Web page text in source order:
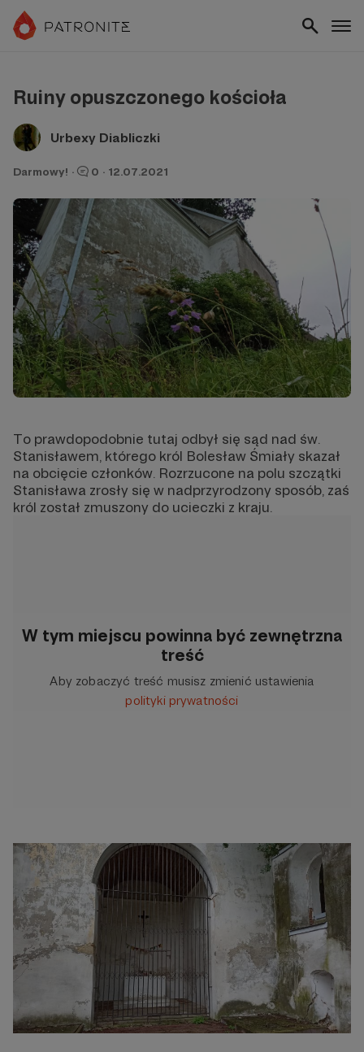
Ruiny opuszczonego kościoła
Urbexy Diabliczki
Darmowy! · 0 · 12.07.2021
To prawdopodobnie tutaj odbył się sąd nad św.
Stanisławem, którego król Bolesław Śmiały skazał
na obcięcie członków. Rozrzucone na polu szczątki
Stanisława zrosły się w nadprzyrodzony sposób, zaś
król został zmuszony do ucieczki z kraju.
W tym miejscu powinna być zewnętrzna
treść
Aby zobaczyć treść musisz zmienić ustawienia
polityki prywatności